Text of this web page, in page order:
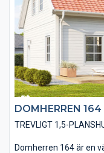
takbeläggningar,
husdröm.
DOMHERREN
TREVLIGT 1,5-
Domherren 164 är en